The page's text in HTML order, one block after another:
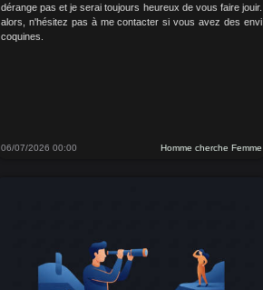
dérange pas et je serai toujours heureux de vous faire jouir.
alors, n'hésitez pas à me contacter si vous avez des envi
coquines.
06/07/2026 00:00 Homme cherche Femme